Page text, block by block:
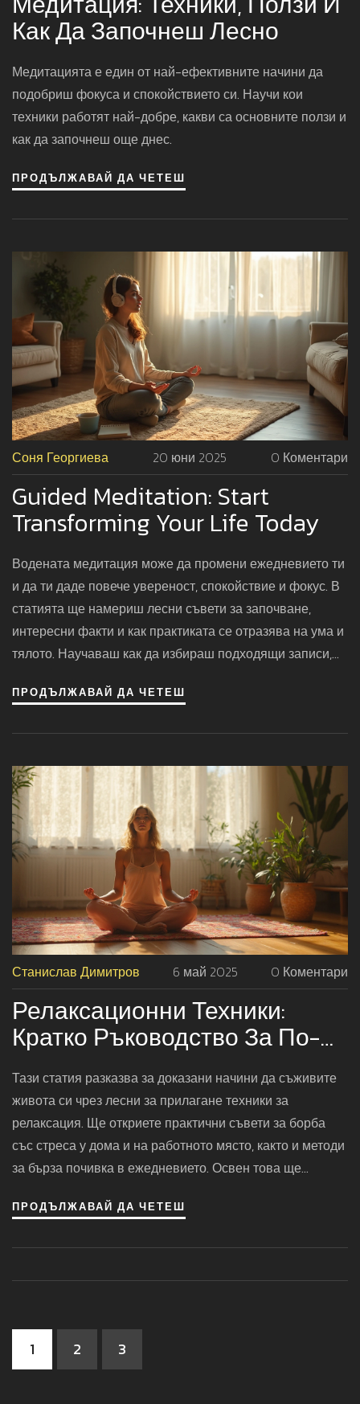
Как Да Започнеш Лесно
Медитацията е един от най-ефективните начини да
подобриш фокуса и спокойствието си. Научи кои
техники работят най-добре, какви са основните ползи и
как да започнеш още днес.
ПРОДЪЛЖАВАЙ ДА ЧЕТЕШ
Соня Георгиева 20 юни 2025 0 Коментари
Guided Meditation: Start
Transforming Your Life Today
Водената медитация може да промени ежедневието ти
и да ти даде повече увереност, спокойствие и фокус. В
статията ще намериш лесни съвети за започване,
интересни факти и как практиката се отразява на ума и
тялото. Научаваш как да избираш подходящи записи,
работа през 2025 г. Каквато и да е целта ти – релакс,
достъпно, лесно и без досадни обещания за чудеса.
ПРОДЪЛЖАВАЙ ДА ЧЕТЕШ
Станислав Димитров 6 май 2025 0 Коментари
Релаксационни Техники:
Кратко Ръководство За По-
Спокоен Живот
Тази статия разказва за доказани начини да съживите
живота си чрез лесни за прилагане техники за
релаксация. Ще откриете практични съвети за борба
със стреса у дома и на работното място, както и методи
за бърза почивка в ежедневието. Освен това ще
кратките разходки са подценявани помощници.
време. Подготовката за по-спокоен живот не е маратон
ПРОДЪЛЖАВАЙ ДА ЧЕТЕШ
1 2 3